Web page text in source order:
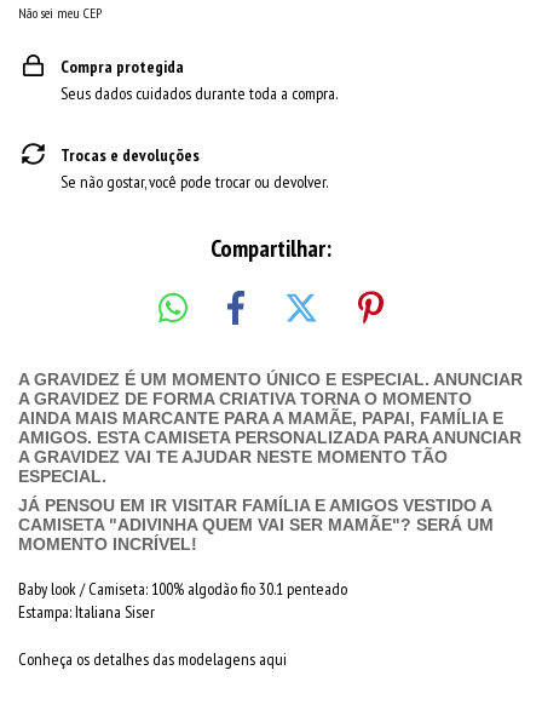
Não sei meu CEP
Compra protegida
Seus dados cuidados durante toda a compra.
Trocas e devoluções
Se não gostar, você pode trocar ou devolver.
Compartilhar:
A GRAVIDEZ É UM MOMENTO ÚNICO E ESPECIAL. ANUNCIAR
A GRAVIDEZ DE FORMA CRIATIVA TORNA O MOMENTO
AINDA MAIS MARCANTE PARA A MAMÃE, PAPAI, FAMÍLIA E
AMIGOS. ESTA CAMISETA PERSONALIZADA PARA ANUNCIAR
A GRAVIDEZ VAI TE AJUDAR NESTE MOMENTO TÃO
ESPECIAL.
JÁ PENSOU EM IR VISITAR FAMÍLIA E AMIGOS VESTIDO A
CAMISETA "ADIVINHA QUEM VAI SER MAMÃE"? SERÁ UM
MOMENTO INCRÍVEL!
Baby look / Camiseta: 100% algodão fio 30.1 penteado
Estampa: Italiana Siser
Conheça os detalhes das modelagens aqui